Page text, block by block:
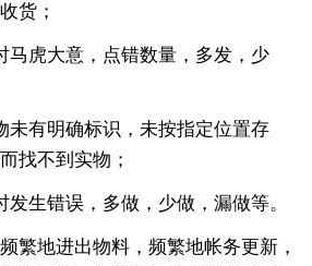
货；
马虎大意，点错数量，多发，少
未有明确标识，未按指定位置存
找不到实物；
发生错误，多做，少做，漏做等。
繁地进出物料，频繁地帐务更新，